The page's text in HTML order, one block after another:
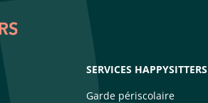
SERVICES HAPPYSITTERS
Garde périscolaire